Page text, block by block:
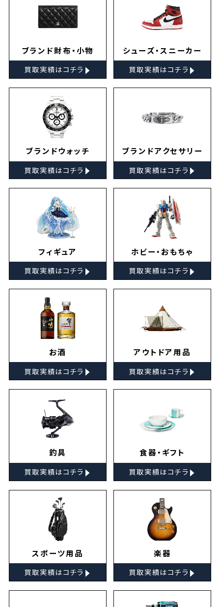
ブランド財布・小物
買取実績はコチラ ▸
シューズ・スニーカー
買取実績はコチラ ▸
ブランドウォッチ
買取実績はコチラ ▸
ブランドアクセサリー
買取実績はコチラ ▸
フィギュア
買取実績はコチラ ▸
ホビー・おもちゃ
買取実績はコチラ ▸
お酒
買取実績はコチラ ▸
アウトドア用品
買取実績はコチラ ▸
釣具
買取実績はコチラ ▸
食器・ギフト
買取実績はコチラ ▸
スポーツ用品
買取実績はコチラ ▸
楽器
買取実績はコチラ ▸